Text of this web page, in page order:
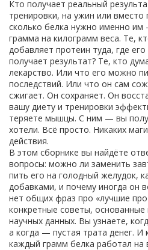
Кто получает реальный
тренировки, на ужин или вместо
сколько белка нужно именно
грамма на килограмм веса. Те,
добавляет протеин туда, где
получает результат? Те, кто
лекарство. Или что его можно
последствий. Или что он сам
сжигает. Он сохраняет. Он
вашу диету и тренировки
теряете мышцы. С ним — вы
хотели. Всё просто. Никаких
действия.
В этом сборнике вы найдёте
вопросы: можно ли заменить
пить его на голодный желудок,
добавками, и почему иногда он
нет общих фраз про «лучшие
конкретные советы,
научных данных. Вы узнаете,
а когда — пустая трата денег. И
каждый грамм белка работал на